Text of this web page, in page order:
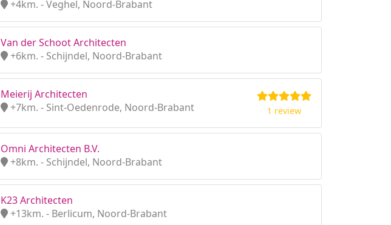
+4km. - Veghel, Noord-Brabant
Van der Schoot Architecten
+6km. - Schijndel, Noord-Brabant
Meierij Architecten
+7km. - Sint-Oedenrode, Noord-Brabant
1 review
Omni Architecten B.V.
+8km. - Schijndel, Noord-Brabant
K23 Architecten
+13km. - Berlicum, Noord-Brabant